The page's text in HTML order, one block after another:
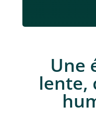
Une
lente,